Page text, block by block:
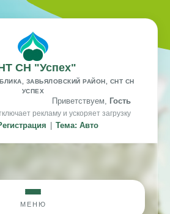
СН "Успех"
ЗАВЬЯЛОВСКИЙ РАЙОН, СНТ СН
УСПЕХ
Приветствуем, Гость
рекламу и ускоряет загрузку
Тема: Авто
МЕНЮ